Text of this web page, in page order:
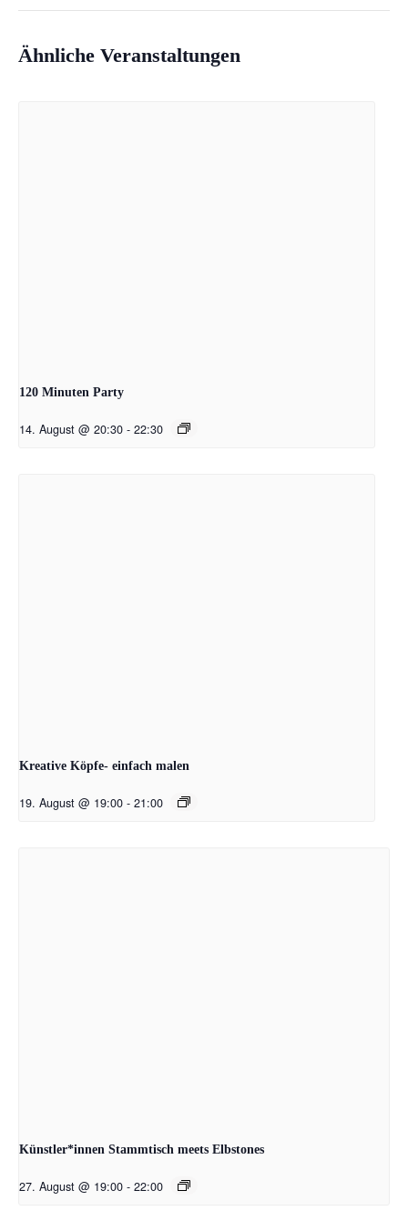
Ähnliche Veranstaltungen
120 Minuten Party
14. August @ 20:30 - 22:30
Kreative Köpfe- einfach malen
19. August @ 19:00 - 21:00
Künstler*innen Stammtisch meets Elbstones
27. August @ 19:00 - 22:00